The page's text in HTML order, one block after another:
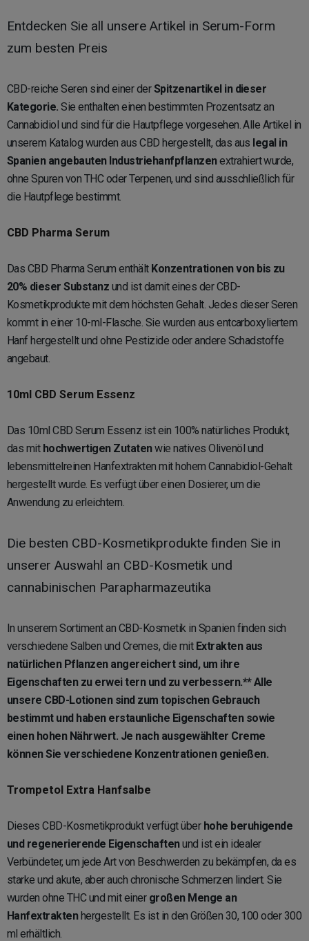
Entdecken Sie all unsere Artikel in Serum-Form
zum besten Preis
CBD-reiche Seren sind einer derSpitzenartikel in dieser
Kategorie. Sie enthalten einen bestimmten Prozentsatz an
Cannabidiol und sind für die Hautpflege vorgesehen. Alle Artikel in
unserem Katalog wurden aus CBD hergestellt, das aus legal in
Spanien angebauten Industriehanfpflanzenextrahiert wurde,
ohne Spuren von THC oder Terpenen, und sind ausschließlich für
die Hautpflege bestimmt.
CBD Pharma Serum
Das CBD Pharma Serum enthält Konzentrationen von bis zu
20% dieser Substanz und ist damit eines der CBD-
Kosmetikprodukte mit dem höchsten Gehalt. Jedes dieser Seren
kommt in einer 10-ml-Flasche. Sie wurden aus entcarboxyliertem
Hanf hergestellt und ohne Pestizide oder andere Schadstoffe
angebaut.
10ml CBD Serum Essenz
Das 10ml CBD Serum Essenz ist ein 100% natürliches Produkt,
das mit hochwertigen Zutatenwie natives Olivenöl und
lebensmittelreinen Hanfextrakten mit hohem Cannabidiol-Gehalt
hergestellt wurde. Es verfügt über einen Dosierer, um die
Anwendung zu erleichtern.
Die besten CBD-Kosmetikprodukte finden Sie in
unserer Auswahl an CBD-Kosmetik und
cannabinischen Parapharmazeutika
In unserem Sortiment an CBD-Kosmetik in Spanien finden sich
verschiedene Salben und Cremes, die mit Extrakten aus
natürlichen Pflanzen angereichert sind, um ihre
Eigenschaften zu erwei tern und zu verbessern.** Alle
unsere CBD-Lotionen sind zum topischen Gebrauch
bestimmt und haben erstaunliche Eigenschaften sowie
einen hohen Nährwert. Je nach ausgewählter Creme
können Sie verschiedene Konzentrationen genießen.
Trompetol Extra Hanfsalbe
Dieses CBD-Kosmetikprodukt verfügt über hohe beruhigende
und regenerierende Eigenschaftenund ist ein idealer
Verbündeter, um jede Art von Beschwerden zu bekämpfen, da es
starke und akute, aber auch chronische Schmerzen lindert. Sie
wurden ohne THC und mit einer großen Menge an
Hanfextraktenhergestellt. Es ist in den Größen 30, 100 oder 300
ml erhältlich.